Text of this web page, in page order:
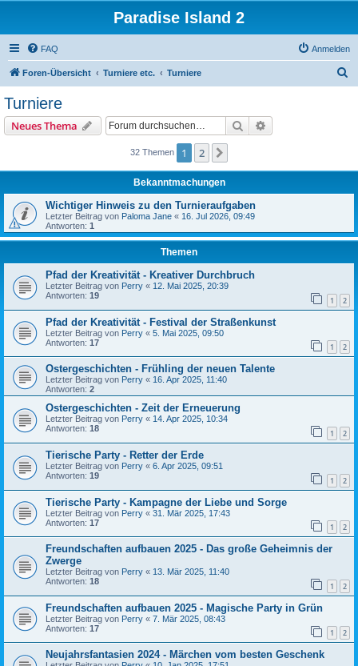
Paradise Island 2
FAQ Anmelden
Foren-Übersicht Turniere etc. Turniere
Turniere
Neues Thema Suche
32 Themen 1 2
Bekanntmachungen
Wichtiger Hinweis zu den Turnieraufgaben
Letzter Beitrag von Paloma Jane « 16. Jul 2026, 09:49
Antworten: 1
Themen
Pfad der Kreativität - Kreativer Durchbruch
Letzter Beitrag von Perry « 12. Mai 2025, 20:39
Antworten: 19 1 2
Pfad der Kreativität - Festival der Straßenkunst
Letzter Beitrag von Perry « 5. Mai 2025, 09:50
Antworten: 17 1 2
Ostergeschichten - Frühling der neuen Talente
Letzter Beitrag von Perry « 16. Apr 2025, 11:40
Antworten: 2
Ostergeschichten - Zeit der Erneuerung
Letzter Beitrag von Perry « 14. Apr 2025, 10:34
Antworten: 18 1 2
Tierische Party - Retter der Erde
Letzter Beitrag von Perry « 6. Apr 2025, 09:51
Antworten: 19 1 2
Tierische Party - Kampagne der Liebe und Sorge
Letzter Beitrag von Perry « 31. Mär 2025, 17:43
Antworten: 17 1 2
Freundschaften aufbauen 2025 - Das große Geheimnis der
Zwerge
Letzter Beitrag von Perry « 13. Mär 2025, 11:40
Antworten: 18 1 2
Freundschaften aufbauen 2025 - Magische Party in Grün
Letzter Beitrag von Perry « 7. Mär 2025, 08:43
Antworten: 17 1 2
Neujahrsfantasien 2024 - Märchen vom besten Geschenk